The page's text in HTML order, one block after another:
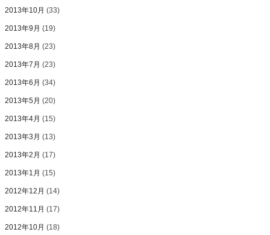
2013年10月 (33)
2013年9月 (19)
2013年8月 (23)
2013年7月 (23)
2013年6月 (34)
2013年5月 (20)
2013年4月 (15)
2013年3月 (13)
2013年2月 (17)
2013年1月 (15)
2012年12月 (14)
2012年11月 (17)
2012年10月 (18)